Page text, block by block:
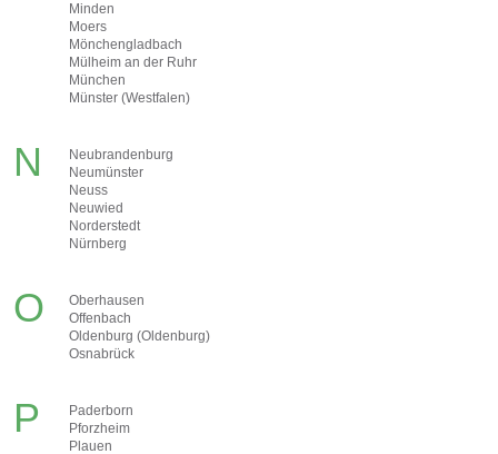
Minden
Moers
Mönchengladbach
Mülheim an der Ruhr
München
Münster (Westfalen)
N
Neubrandenburg
Neumünster
Neuss
Neuwied
Norderstedt
Nürnberg
O
Oberhausen
Offenbach
Oldenburg (Oldenburg)
Osnabrück
P
Paderborn
Pforzheim
Plauen